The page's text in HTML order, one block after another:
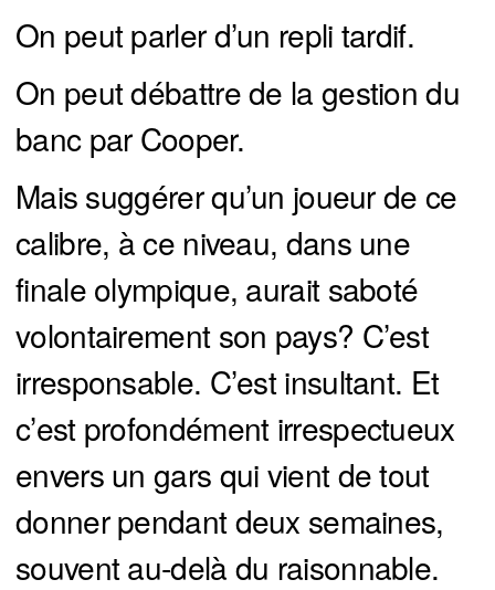
On peut parler d’un repli tardif.
On peut débattre de la gestion du
banc par Cooper.
Mais suggérer qu’un joueur de ce
calibre, à ce niveau, dans une
finale olympique, aurait saboté
volontairement son pays? C’est
irresponsable. C’est insultant. Et
c’est profondément irrespectueux
envers un gars qui vient de tout
donner pendant deux semaines,
souvent au-delà du raisonnable.